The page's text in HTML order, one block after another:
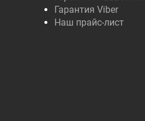
Гарантия Viber
Наш прайс-лист